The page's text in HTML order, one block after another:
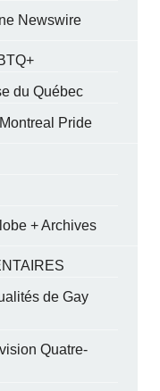
Newswire
du Québec
Pride
+ Archives
de Gay
Quatre-